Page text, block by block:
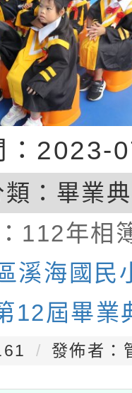
：2023-
： 畢業
112年相
溪海國民
12屆畢業
發佈者：